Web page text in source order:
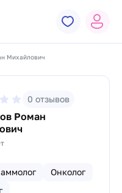
Михайлович
0 отзывов
Роман
Онколог